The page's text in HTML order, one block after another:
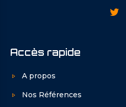
Accès rapide
A propos
Nos Références